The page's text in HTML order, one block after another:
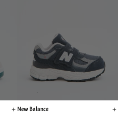
New Balance